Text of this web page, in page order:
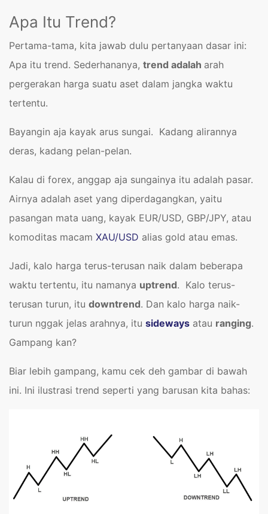
Apa Itu Trend?
Pertama-tama, kita jawab dulu pertanyaan dasar ini:
Apa itu trend. Sederhananya, trend adalah arah
pergerakan harga suatu aset dalam jangka waktu
tertentu.
Bayangin aja kayak arus sungai. Kadang alirannya
deras, kadang pelan-pelan.
Kalau di forex, anggap aja sungainya itu adalah pasar.
Airnya adalah aset yang diperdagangkan, yaitu
pasangan mata uang, kayak EUR/USD, GBP/JPY, atau
komoditas macam XAU/USD alias gold atau emas.
Jadi, kalo harga terus-terusan naik dalam beberapa
waktu tertentu, itu namanya uptrend. Kalo terus-
terusan turun, itu downtrend. Dan kalo harga naik-
turun nggak jelas arahnya, itu sideways atau ranging.
Gampang kan?
Biar lebih gampang, kamu cek deh gambar di bawah
ini. Ini ilustrasi trend seperti yang barusan kita bahas: